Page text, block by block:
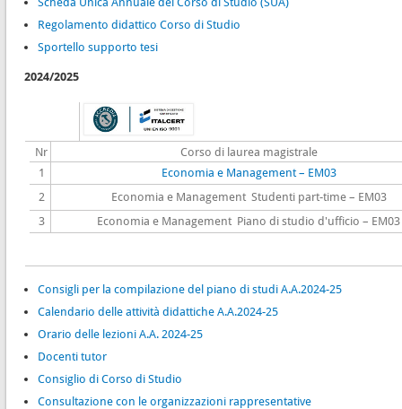
Regolamento didattico Corso di Studio
Sportello supporto tesi
2024/2025
Nr
Corso di laurea magistrale
1
Economia e Management – EM03
2
Economia e Management Studenti part-time – EM03
3
Economia e Management Piano di studio d'ufficio – EM03
Consigli per la compilazione del piano di studi A.A.2024-25
Calendario delle attività didattiche A.A.2024-25
Orario delle lezioni A.A. 2024-25
Docenti tutor
Consiglio di Corso di Studio
Consultazione con le organizzazioni rappresentative